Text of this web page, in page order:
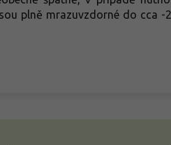
plně mrazuvzdorné do cca -